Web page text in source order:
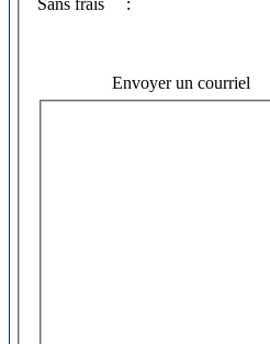
Envoyer un courriel